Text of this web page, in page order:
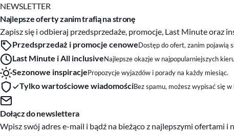
NEWSLETTER
Najlepsze oferty zanim trafią na stronę
Zapisz się i odbieraj przedsprzedaże, promocje, Last Minute oraz
Przedsprzedaż i promocje cenoweDostęp do ofert, zanim pojawią
Last Minute i All inclusiveNajlepsze okazje w najpopularniejszych
Sezonowe inspiracjePropozycje wyjazdów i porady na każdy miesiąc.
Tylko wartościowe wiadomościBez spamu, możesz wypisać się
Dołącz do newslettera
Wpisz swój adres e-mail i bądź na bieżąco z najlepszymi ofertami i